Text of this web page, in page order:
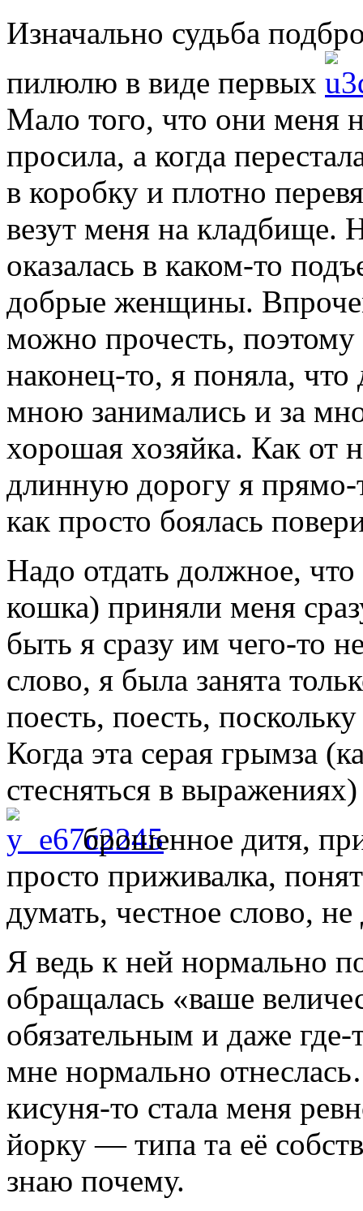
Изначально судьба
пилюлю в виде первых
Мало того, что они меня
просила, а когда
в коробку и плотно
везут меня на кладбище.
оказалась в каком-то
добрые женщины.
можно прочесть,
наконец-то, я поняла,
мною занимались и за
хорошая хозяйка. Как
длинную дорогу я прямо-
как просто боялась
Надо отдать должное,
кошка) приняли меня
быть я сразу им чего-то
слово, я была занята
поесть, поесть,
Когда эта серая грымза
стесняться в
брошенное дитя,
просто приживалка,
думать, честное слово, не
Я ведь к ней нормально
обращалась «ваше
обязательным и даже
мне нормально
кисуня-то стала меня
йорку — типа та её
знаю почему.